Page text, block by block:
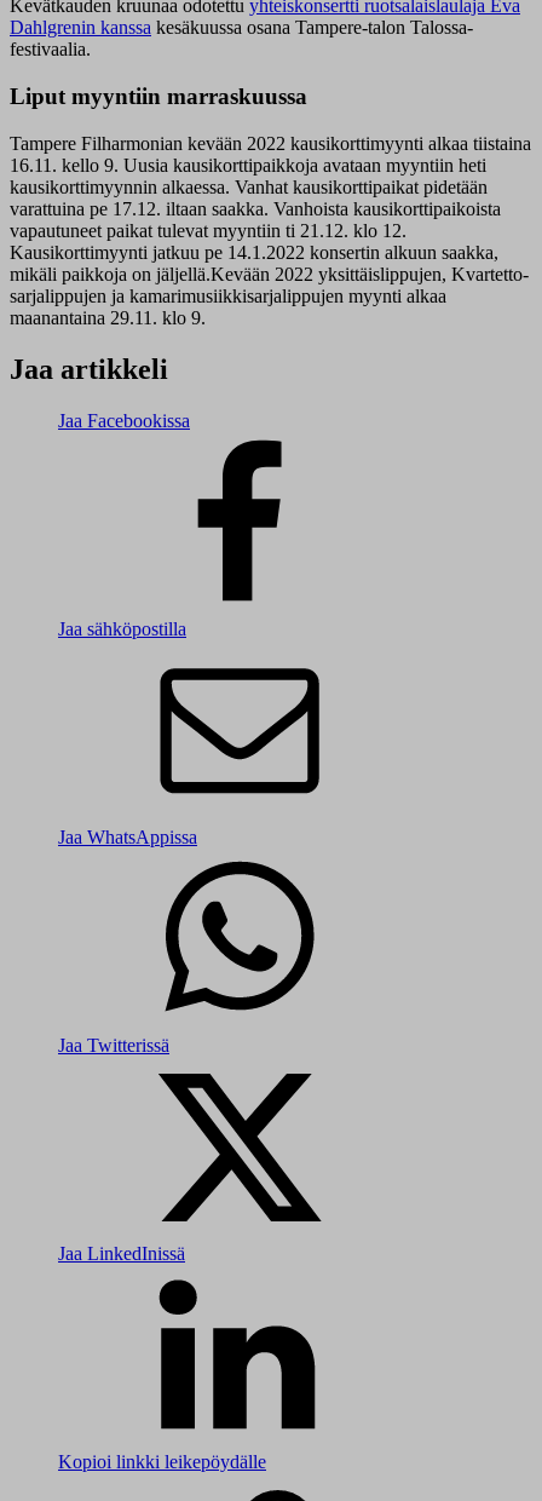
Kevätkauden kruunaa odotettu yhteiskonsertti ruotsalaislaulaja Eva
Dahlgrenin kanssa kesäkuussa osana Tampere-talon Talossa-
festivaalia.
Liput myyntiin marraskuussa
Tampere Filharmonian kevään 2022 kausikorttimyynti alkaa tiistaina
16.11. kello 9. Uusia kausikorttipaikkoja avataan myyntiin heti
kausikorttimyynnin alkaessa. Vanhat kausikorttipaikat pidetään
varattuina pe 17.12. iltaan saakka. Vanhoista kausikorttipaikoista
vapautuneet paikat tulevat myyntiin ti 21.12. klo 12.
Kausikorttimyynti jatkuu pe 14.1.2022 konsertin alkuun saakka,
mikäli paikkoja on jäljellä.Kevään 2022 yksittäislippujen, Kvartetto-
sarjalippujen ja kamarimusiikkisarjalippujen myynti alkaa
maanantaina 29.11. klo 9.
Jaa artikkeli
Jaa Facebookissa
Jaa sähköpostilla
Jaa WhatsAppissa
Jaa Twitterissä
Jaa LinkedInissä
Kopioi linkki leikepöydälle